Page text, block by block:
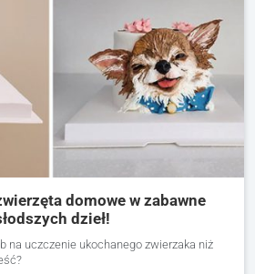
domowe w zabawne
dzieł!
na uczczenie ukochanego zwierzaka niż